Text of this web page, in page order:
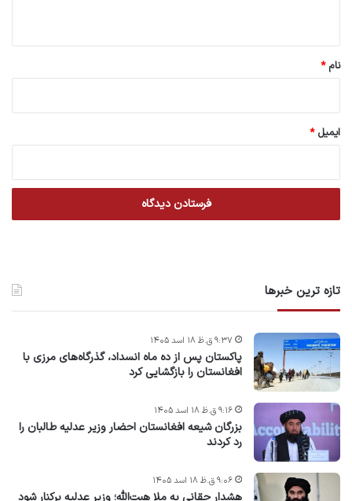
نام*
ایمیل*
تازه ترین خبرها
پاکستان پس از ده ماه انسداد، گذرگاه‌های مرزی با
افغانستان را بازگشایی کرد
۹:۳۷ ق.ظ ۱۸ اسد ۱۴۰۵
بزرگان شیعه افغانستان احضار وزیر عدلیه طالبان را
رد کردند
۹:۱۶ ق.ظ ۱۸ اسد ۱۴۰۵
۹:۰۶ ق.ظ ۱۸ اسد ۱۴۰۵